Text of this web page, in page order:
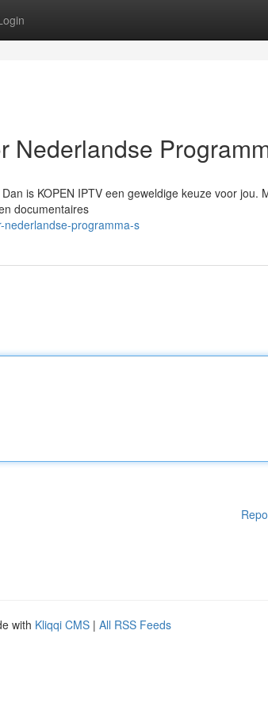
Nederlandse
is KOPEN IPTV een geweldige keuze voor jou.
documentaires
nederlandse-programma-s
with Kliqqi CMS | All RSS Feeds